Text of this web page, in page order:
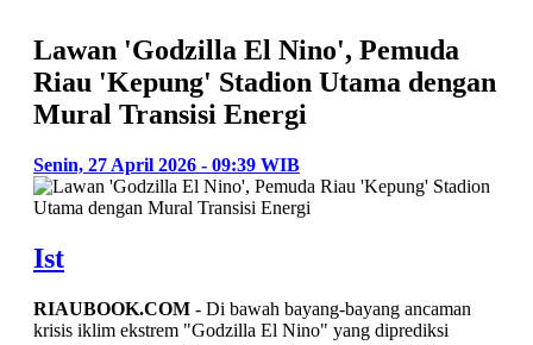
Lawan 'Godzilla El Nino', Pemuda
Riau 'Kepung' Stadion Utama dengan
Mural Transisi Energi
Senin, 27 April 2026 - 09:39 WIB
Ist
RIAUBOOK.COM - Di bawah bayang-bayang ancaman
krisis iklim ekstrem "Godzilla El Nino" yang diprediksi